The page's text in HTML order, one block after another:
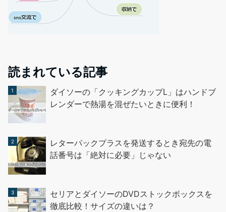
読まれている記事
ダイソーの「クッキングカップL」はハンドブ
レンダーで熱湯を混ぜたいときに便利！
レターパックプラスを発送するとき宛先の電
話番号は「絶対に必要」じゃない
セリアとダイソーのDVDストックボックスを
徹底比較！サイズの違いは？